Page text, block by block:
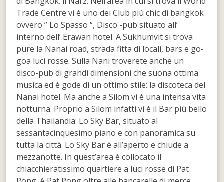
Trade Centre vi è uno dei Club più chic di bangkok
ovvero ” Lo Spasso “, Disco -pub situato all’
interno dell’ Erawan hotel. A Sukhumvit si trova
pure la Nanai road, strada fitta di locali, bars e go-
goa luci rosse. Sulla Nani troverete anche un
disco-pub di grandi dimensioni che suona ottima
musica ed è gode di un ottimo stile: la discoteca del
Nanai hotel. Ma anche a Silom vi è una intensa vita
notturna. Proprio a Silom infatti vi è il Bar più bello
della Thailandia: Lo Sky Bar, situato al
sessantacinquesimo piano e con panoramica su
tutta la città. Lo Sky Bar è all’aperto e chiude a
mezzanotte. In quest’area è collocato il
chiacchieratissimo quartiere a luci rosse di Pat